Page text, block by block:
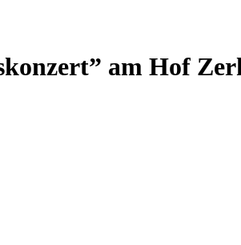
am Hof